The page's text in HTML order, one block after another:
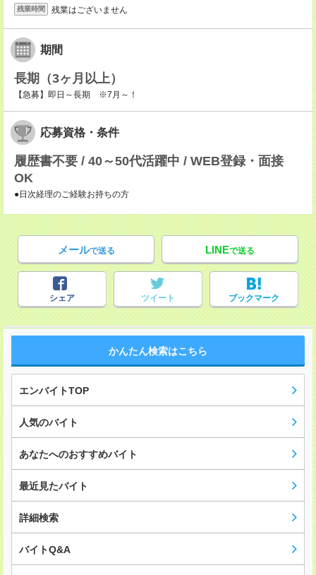
残業時間 残業はございません
期間
長期（3ヶ月以上）
【急募】即日～長期 ※7月～！
応募資格・条件
履歴書不要 / 40～50代活躍中 / WEB登録・面接
OK
●日次経理のご経験お持ちの方
メールで送る LINEで送る
シェア ツイート ブックマーク
かんたん検索はこちら
エンバイトTOP
人気のバイト
あなたへのおすすめバイト
最近見たバイト
詳細検索
バイトQ&A